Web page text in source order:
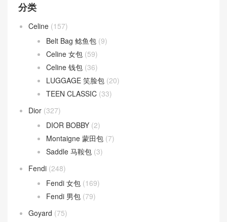
分类
Celine (157)
Belt Bag 鲶鱼包 (9)
Celine 女包 (59)
Celine 钱包 (36)
LUGGAGE 笑脸包 (20)
TEEN CLASSIC (33)
Dior (327)
DIOR BOBBY (2)
Montaigne 蒙田包 (7)
Saddle 马鞍包 (3)
Fendi (248)
Fendi 女包 (169)
Fendi 男包 (79)
Goyard (75)